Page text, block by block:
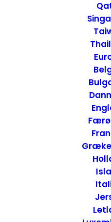
, MAD,
BY